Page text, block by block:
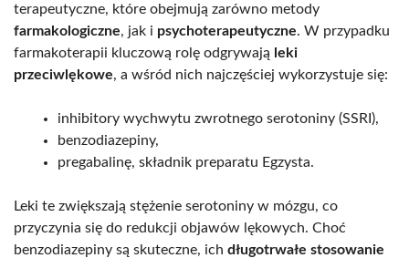
terapeutyczne, które obejmują zarówno metody
farmakologiczne, jak i psychoterapeutyczne. W przypadku
farmakoterapii kluczową rolę odgrywają leki
przeciwlękowe, a wśród nich najczęściej wykorzystuje się:
inhibitory wychwytu zwrotnego serotoniny (SSRI),
benzodiazepiny,
pregabalinę, składnik preparatu Egzysta.
Leki te zwiększają stężenie serotoniny w mózgu, co
przyczynia się do redukcji objawów lękowych. Choć
benzodiazepiny są skuteczne, ich długotrwałe stosowanie